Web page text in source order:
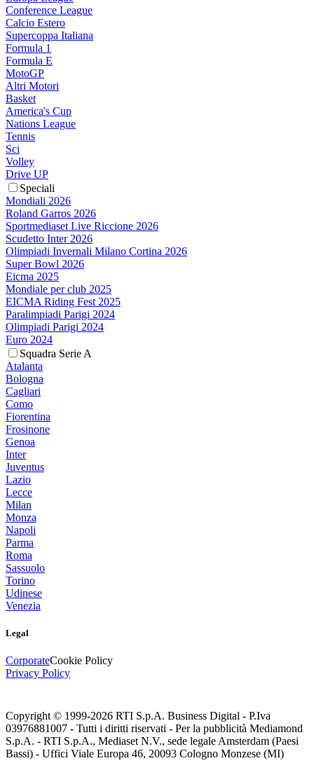
Conference League
Calcio Estero
Supercoppa Italiana
Formula 1
Formula E
MotoGP
Altri Motori
Basket
America's Cup
Nations League
Tennis
Sci
Volley
Drive UP
Speciali
Mondiali 2026
Roland Garros 2026
Sportmediaset Live Riccione 2026
Scudetto Inter 2026
Olimpiadi Invernali Milano Cortina 2026
Super Bowl 2026
Eicma 2025
Mondiale per club 2025
EICMA Riding Fest 2025
Paralimpiadi Parigi 2024
Olimpiadi Parigi 2024
Euro 2024
Squadra Serie A
Atalanta
Bologna
Cagliari
Como
Fiorentina
Frosinone
Genoa
Inter
Juventus
Lazio
Lecce
Milan
Monza
Napoli
Parma
Roma
Sassuolo
Torino
Udinese
Venezia
Legal
CorporateCookie Policy
Privacy Policy
Copyright © 1999-2026 RTI S.p.A. Business Digital - P.Iva
03976881007 - Tutti i diritti riservati - Per la pubblicità Mediamond
S.p.A. - RTI S.p.A., Mediaset N.V., sede legale Amsterdam (Paesi
Bassi) - Uffici Viale Europa 46, 20093 Cologno Monzese (MI)